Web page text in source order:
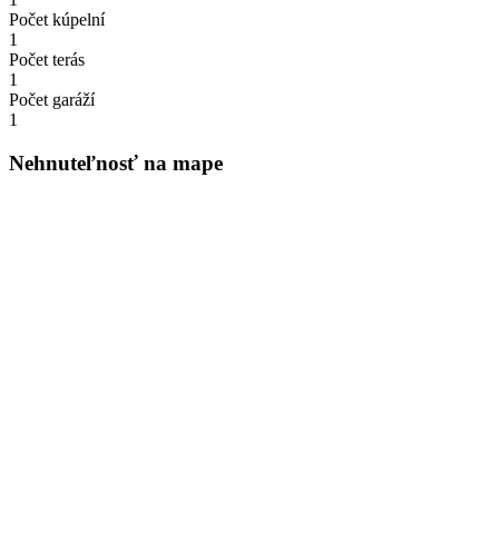
Počet kúpelní
1
Počet terás
1
Počet garáží
1
Nehnuteľnosť na mape